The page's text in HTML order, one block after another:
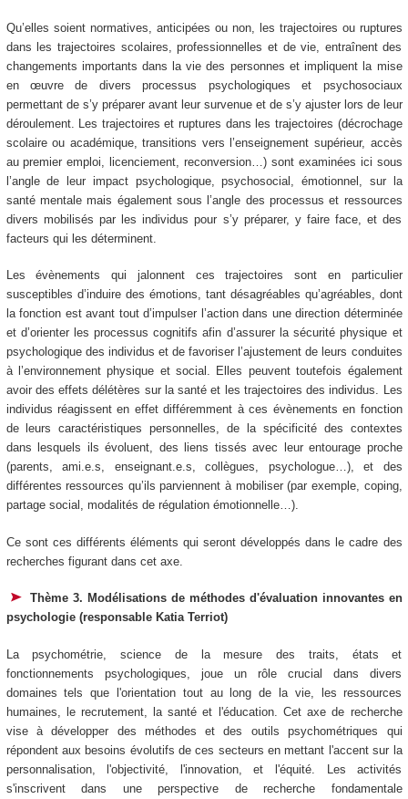
Qu’elles soient normatives, anticipées ou non, les trajectoires ou ruptures
dans les trajectoires scolaires, professionnelles et de vie, entraînent des
changements importants dans la vie des personnes et impliquent la mise
en œuvre de divers processus psychologiques et psychosociaux
permettant de s’y préparer avant leur survenue et de s’y ajuster lors de leur
déroulement. Les trajectoires et ruptures dans les trajectoires (décrochage
scolaire ou académique, transitions vers l’enseignement supérieur, accès
au premier emploi, licenciement, reconversion…) sont examinées ici sous
l’angle de leur impact psychologique, psychosocial, émotionnel, sur la
santé mentale mais également sous l’angle des processus et ressources
divers mobilisés par les individus pour s’y préparer, y faire face, et des
facteurs qui les déterminent.
Les évènements qui jalonnent ces trajectoires sont en particulier
susceptibles d’induire des émotions, tant désagréables qu’agréables, dont
la fonction est avant tout d’impulser l’action dans une direction déterminée
et d’orienter les processus cognitifs afin d’assurer la sécurité physique et
psychologique des individus et de favoriser l’ajustement de leurs conduites
à l’environnement physique et social. Elles peuvent toutefois également
avoir des effets délétères sur la santé et les trajectoires des individus. Les
individus réagissent en effet différemment à ces évènements en fonction
de leurs caractéristiques personnelles, de la spécificité des contextes
dans lesquels ils évoluent, des liens tissés avec leur entourage proche
(parents, ami.e.s, enseignant.e.s, collègues, psychologue…), et des
différentes ressources qu’ils parviennent à mobiliser (par exemple, coping,
partage social, modalités de régulation émotionnelle…).
Ce sont ces différents éléments qui seront développés dans le cadre des
recherches figurant dans cet axe.
Thème 3. Modélisations de méthodes d'évaluation innovantes en
psychologie (responsable Katia Terriot)
La psychométrie, science de la mesure des traits, états et
fonctionnements psychologiques, joue un rôle crucial dans divers
domaines tels que l'orientation tout au long de la vie, les ressources
humaines, le recrutement, la santé et l'éducation. Cet axe de recherche
vise à développer des méthodes et des outils psychométriques qui
répondent aux besoins évolutifs de ces secteurs en mettant l'accent sur la
personnalisation, l'objectivité, l'innovation, et l'équité. Les activités
s'inscrivent dans une perspective de recherche fondamentale